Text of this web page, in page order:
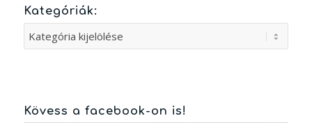
Kategóriák:
Kategóriák:
Kövess a facebook-on is!